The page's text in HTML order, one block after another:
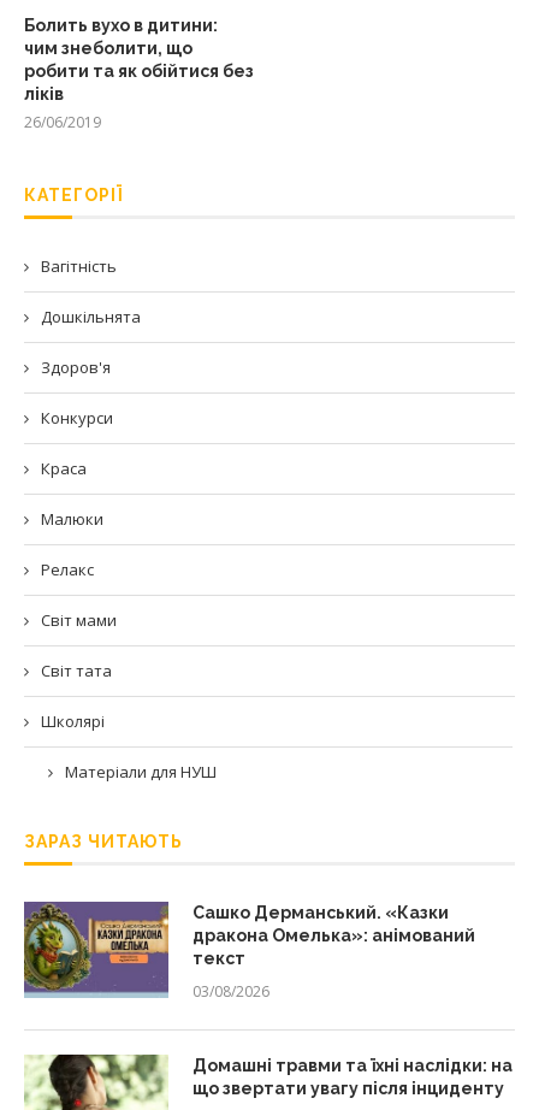
Болить вухо в дитини:
чим знеболити, що
робити та як обійтися без
ліків
26/06/2019
КАТЕГОРІЇ
Вагітність
Дошкільнята
Здоров'я
Конкурси
Краса
Малюки
Релакс
Світ мами
Світ тата
Школярі
Матеріали для НУШ
ЗАРАЗ ЧИТАЮТЬ
Сашко Дерманський. «Казки
дракона Омелька»: анімований
текст
03/08/2026
Домашні травми та їхні наслідки: на
що звертати увагу після інциденту